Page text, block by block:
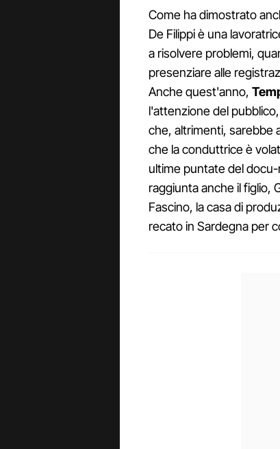
Come ha dimostrato
De Filippi è una
a risolvere problemi,
presenziare alle
Anche quest'anno,
l'attenzione del
che, altrimenti, sarebbe
che la conduttrice è
ultime puntate del
raggiunta anche il figlio,
Fascino, la casa di
recato in Sardegna per